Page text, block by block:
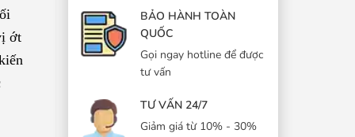
BẢO HÀNH TOÀN
QUỐC
Gọi ngay hotline để được
tư vấn
TƯ VẤN 24/7
Giảm giá từ 10% - 30%
ớt